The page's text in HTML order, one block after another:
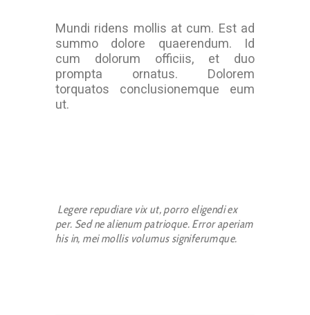
Mundi ridens mollis at cum. Est ad
summo dolore quaerendum. Id
cum dolorum officiis, et duo
prompta ornatus. Dolorem
torquatos conclusionemque eum
ut.
Legere repudiare vix ut, porro eligendi ex
per. Sed ne alienum patrioque. Error aperiam
his in, mei mollis volumus signiferumque.